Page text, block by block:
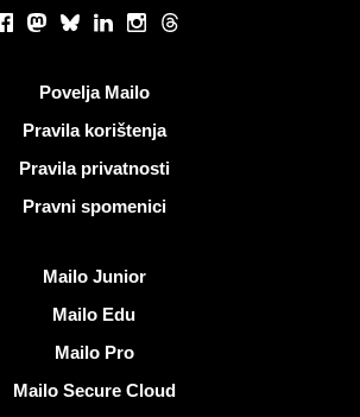
Facebook
Mastodon
BlueskyLinkedInInstagram
Threads
Povelja Mailo
Pravila korištenja
Pravila privatnosti
Pravni spomenici
Mailo Junior
Mailo Edu
Mailo Pro
Mailo Secure Cloud